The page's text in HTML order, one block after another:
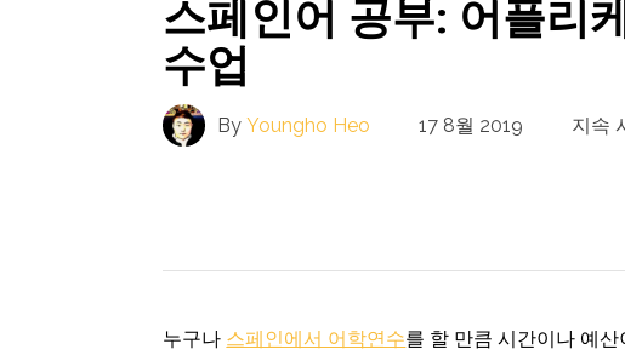
스페인어 공부: 어플리
수업
By Youngho Heo 17 8월 2019 지속
누구나 스페인에서 어학연수를 할 만큼 시간이나 예